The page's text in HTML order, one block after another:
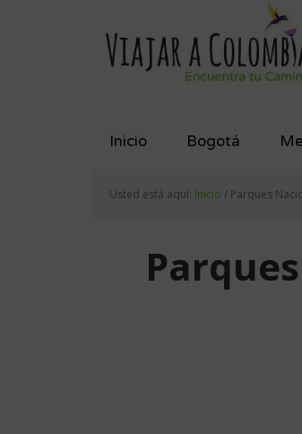
contenido
pie
Inicio Bogotá
Usted está aquí: Inicio / Parques